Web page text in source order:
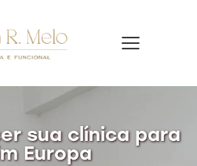
sua clínica para
Europa